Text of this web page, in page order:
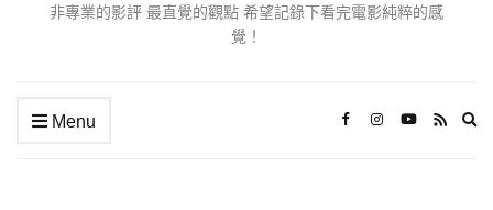
非專業的影評 最直覺的觀點 希望記錄下看完電影純粹的感
覺！
Menu